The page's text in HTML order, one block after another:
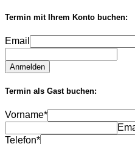
Termin mit Ihrem Konto buchen:
Email
Anmelden
Termin als Gast buchen:
Vorname*
Telefon*